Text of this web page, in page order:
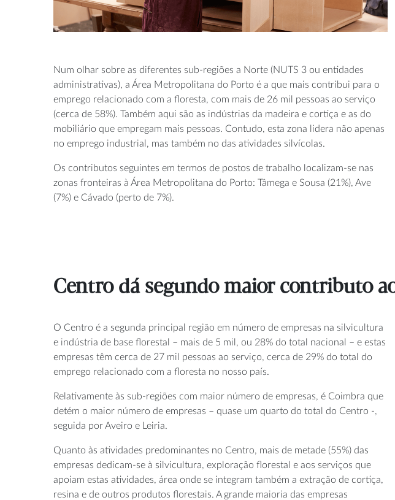
Num olhar sobre as diferentes sub-regiões a Norte (NUTS 3 ou entidades
administrativas), a Área Metropolitana do Porto é a que mais contribui para o
emprego relacionado com a floresta, com mais de 26 mil pessoas ao serviço
(cerca de 58%). Também aqui são as indústrias da madeira e cortiça e as do
mobiliário que empregam mais pessoas. Contudo, esta zona lidera não apenas
no emprego industrial, mas também no das atividades silvícolas.
Os contributos seguintes em termos de postos de trabalho localizam-se nas
zonas fronteiras à Área Metropolitana do Porto: Tâmega e Sousa (21%), Ave
(7%) e Cávado (perto de 7%).
Centro dá segundo maior contributo
O Centro é a segunda principal região em número de empresas na silvicultura
e indústria de base florestal – mais de 5 mil, ou 28% do total nacional – e estas
empresas têm cerca de 27 mil pessoas ao serviço, cerca de 29% do total do
emprego relacionado com a floresta no nosso país.
Relativamente às sub-regiões com maior número de empresas, é Coimbra que
detém o maior número de empresas – quase um quarto do total do Centro -,
seguida por Aveiro e Leiria.
Quanto às atividades predominantes no Centro, mais de metade (55%) das
empresas dedicam-se à silvicultura, exploração florestal e aos serviços que
apoiam estas atividades, área onde se integram também a extração de cortiça,
resina e de outros produtos florestais. A grande maioria das empresas